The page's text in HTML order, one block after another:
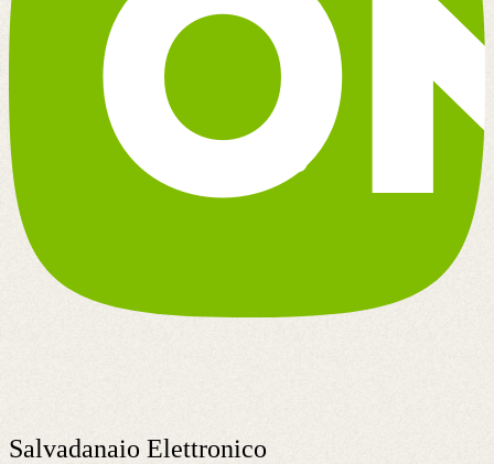
Salvadanaio Elettronico